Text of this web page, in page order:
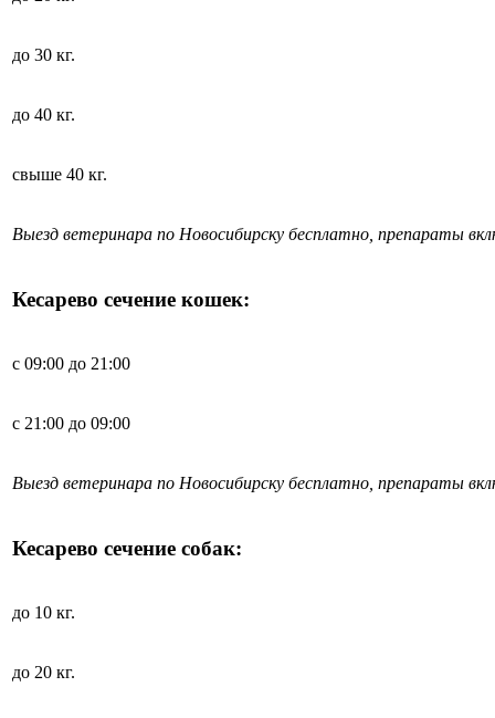
до 30 кг.
до 40 кг.
свыше 40 кг.
Выезд ветеринара по Новосибирску бесплатно, препараты
Кесарево сечение кошек:
с 09:00 до 21:00
с 21:00 до 09:00
Выезд ветеринара по Новосибирску бесплатно, препараты
Кесарево сечение собак:
до 10 кг.
до 20 кг.